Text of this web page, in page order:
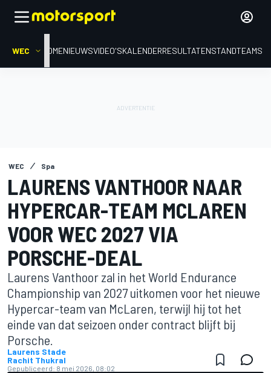
WEC HOMENIEUWSVIDEO'SKALENDERRESULTATENSTANDTEAMS
WEC Spa
LAURENS VANTHOOR NAAR
HYPERCAR-TEAM MCLAREN
VOOR WEC 2027 VIA
PORSCHE-DEAL
Laurens Vanthoor zal in het World Endurance
Championship van 2027 uitkomen voor het nieuwe
Hypercar-team van McLaren, terwijl hij tot het
einde van dat seizoen onder contract blijft bij
Porsche.
Laurens Stade
Rachit Thukral
Gepubliceerd: 8 mei 2026, 08:02